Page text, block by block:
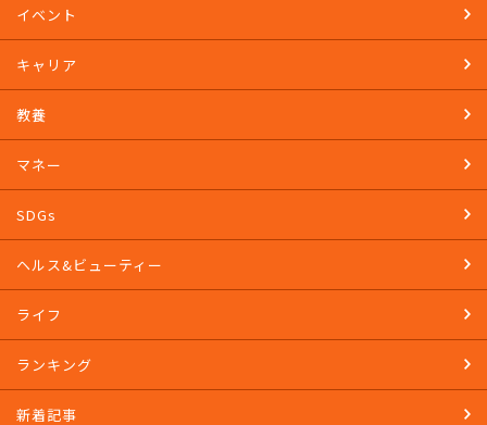
イベント
キャリア
教養
マネー
SDGs
ヘルス&ビューティー
ライフ
ランキング
新着記事